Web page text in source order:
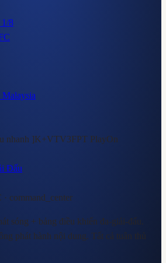
8
Malaysia
nhanh ]K+VTV3FPT PlayOn
Đấu
· command_center
sóng + bảng điều khiển đa-giải-đấu.
phát hành nội dung. Tất cả tuân thủ